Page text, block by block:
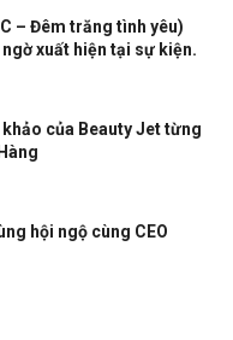
– Đêm trăng tình yêu)
xuất hiện tại sự kiện.
của Beauty Jet từng
hội ngộ cùng CEO